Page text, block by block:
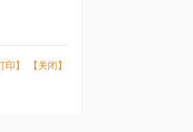
印】 【关闭】